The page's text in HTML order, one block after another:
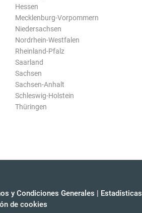
Hessen
Mecklenburg-Vorpommern
Niedersachsen
Nordrhein-Westfalen
Rheinland-Pfalz
Saarland
Sachsen
Sachsen-Anhalt
Schleswig-Holstein
Thüringen
y Condiciones Generales | Estadísticas
de cookies